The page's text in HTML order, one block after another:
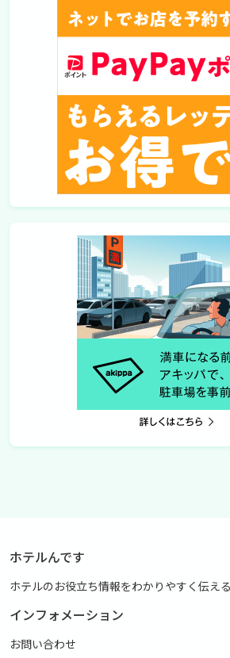
ホテルんです
ホテルのお役立ち情報をわかりやすく伝え
インフォメーション
お問い合わせ